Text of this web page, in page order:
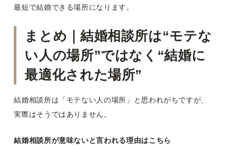
最短で結婚できる場所になります。
まとめ｜結婚相談所は“モテな
い人の場所”ではなく“結婚に
最適化された場所”
結婚相談所は「モテない人の場所」と思われがちですが、
実際はそうではありません。
結婚相談所が意味ないと言われる理由はこちら